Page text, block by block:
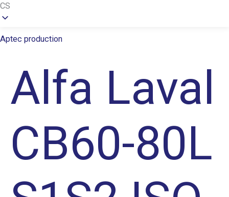
Aptec production
CS
Alfa Laval
CB60-80L